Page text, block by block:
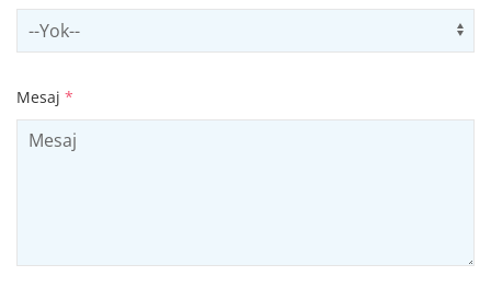
Select productCategory
Mesaj *